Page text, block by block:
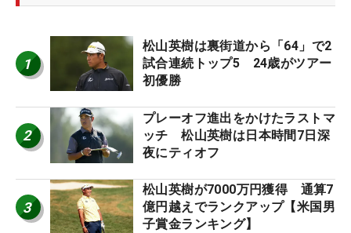
1
松山英樹は裏街道から「64」で2
試合連続トップ5 24歳がツアー
初優勝
2
プレーオフ進出をかけたラストマ
ッチ 松山英樹は日本時間7日深
夜にティオフ
3
松山英樹が7000万円獲得 通算7
億円越えでランクアップ【米国男
子賞金ランキング】